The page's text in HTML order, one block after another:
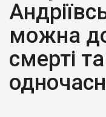
можна
смерті